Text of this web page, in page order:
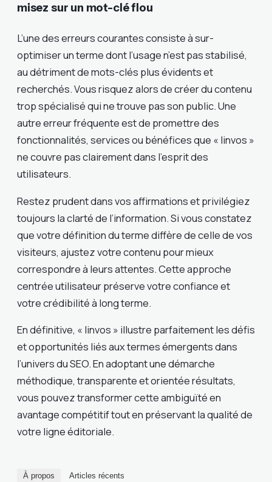
misez sur un mot-clé flou
L’une des erreurs courantes consiste à sur-
optimiser un terme dont l’usage n’est pas stabilisé,
au détriment de mots-clés plus évidents et
recherchés. Vous risquez alors de créer du contenu
trop spécialisé qui ne trouve pas son public. Une
autre erreur fréquente est de promettre des
fonctionnalités, services ou bénéfices que « linvos »
ne couvre pas clairement dans l’esprit des
utilisateurs.
Restez prudent dans vos affirmations et privilégiez
toujours la clarté de l’information. Si vous constatez
que votre définition du terme diffère de celle de vos
visiteurs, ajustez votre contenu pour mieux
correspondre à leurs attentes. Cette approche
centrée utilisateur préserve votre confiance et
votre crédibilité à long terme.
En définitive, « linvos » illustre parfaitement les défis
et opportunités liés aux termes émergents dans
l’univers du SEO. En adoptant une démarche
méthodique, transparente et orientée résultats,
vous pouvez transformer cette ambiguïté en
avantage compétitif tout en préservant la qualité de
votre ligne éditoriale.
À propos Articles récents